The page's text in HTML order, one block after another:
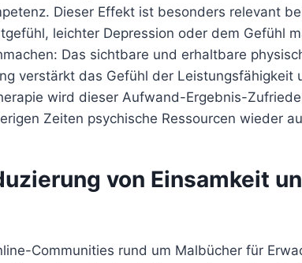
Dieser Effekt ist besonders relevant
leichter Depression oder dem Gefühl
Das sichtbare und erhaltbare
verstärkt das Gefühl der Leistungsfähigkeit
wird dieser Aufwand-Ergebnis-
Zeiten psychische Ressourcen wieder
von Einsamkeit
Communities rund um Malbücher für